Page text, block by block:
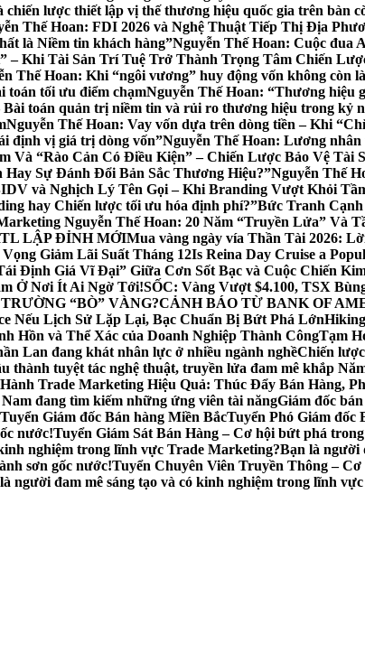
chiến lược thiết lập vị thế thương hiệu quốc gia trên bàn
Thế Hoan: FDI 2026 và Nghệ Thuật Tiếp Thị Địa
là Niềm tin khách hàng”Nguyễn Thế Hoan: Cuộc đua
– Khi Tài Sản Trí Tuệ Trở Thành Trọng Tâm Chiến
Thế Hoan: Khi “ngôi vương” huy động vốn không còn
toán tối ưu điểm chạmNguyễn Thế Hoan: “Thương hiệu
toán quản trị niềm tin và rủi ro thương hiệu trong kỷ
Nguyễn Thế Hoan: Vay vốn dựa trên dòng tiền – Khi
định vị giá trị dòng vốn”Nguyễn Thế Hoan: Lương
Và “Rào Cản Có Điều Kiện” – Chiến Lược Bảo Vệ Tài
Sự Đánh Đổi Bản Sắc Thương Hiệu?”Nguyễn Thế
và Nghịch Lý Tên Gọi – Khi Branding Vượt Khỏi
hay Chiến lược tối ưu hóa định phí?”Bức Tranh
Nguyễn Thế Hoan: 20 Năm “Truyền Lửa” Và
LẬP ĐỈNH MỚIMua vàng ngày vía Thần Tài 2026:
Giảm Lãi Suất Tháng 12Is Reina Day Cruise a
Định Giá Vĩ Đại” Giữa Cơn Sốt Bạc và Cuộc Chiến
Ở Nơi Ít Ai Ngờ Tới!SỐC: Vàng Vượt $4.100, TSX
“BÒ” VÀNG?CẢNH BÁO TỪ BANK OF
Nếu Lịch Sử Lặp Lại, Bạc Chuẩn Bị Bứt Phá Lớn
Hồn và Thể Xác của Doanh Nghiệp Thành CôngTạm
Lan đang khát nhân lực ở nhiều ngành nghềChiến
tuyệt tác nghệ thuật, truyền lửa đam mê khắp
Trade Marketing Hiệu Quả: Thúc Đẩy Bán Hàng,
đang tìm kiếm những ứng viên tài năngGiám đốc
Tuyển Giám đốc Bán hàng Miền BắcTuyển Phó Giám đốc
nước!Tuyển Giám Sát Bán Hàng – Cơ hội bứt phá
nghiệm trong lĩnh vực Trade Marketing?Bạn là người
sơn gốc nước!Tuyển Chuyên Viên Truyền Thông –
người đam mê sáng tạo và có kinh nghiệm trong lĩnh vực